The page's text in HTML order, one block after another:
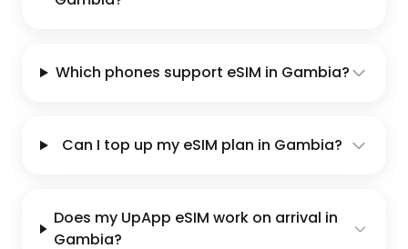
Which phones support eSIM in Gambia?
Can I top up my eSIM plan in Gambia?
Does my UpApp eSIM work on arrival in
Gambia?